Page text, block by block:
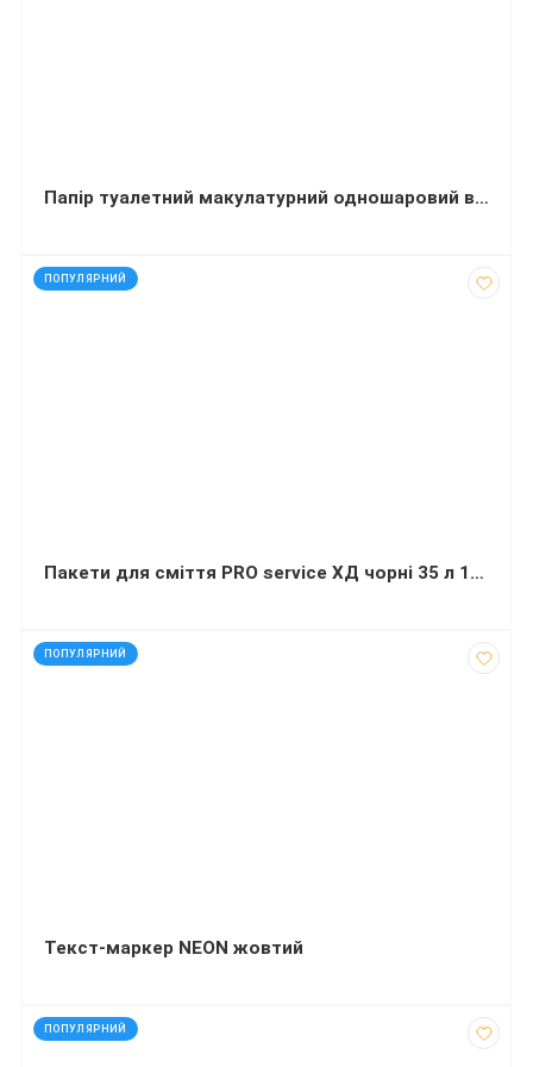
Папір туалетний макулатурний одношаровий в рулоні Jumbo 120 м 190х90 мм (упаковка 8 шт.)
ПОПУЛЯРНИЙ
код: 14030
Пакети для сміття PRO service ХД чорні 35 л 100 штук 50х55 сантиметрів
ПОПУЛЯРНИЙ
код: 920
Текст-маркер NEON жовтий
ПОПУЛЯРНИЙ
код: 272630